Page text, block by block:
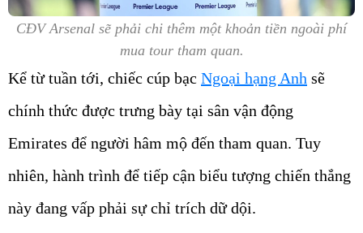
CĐV Arsenal sẽ phải chi thêm một khoản tiền ngoài phí
mua tour tham quan.
Kể từ tuần tới, chiếc cúp bạc Ngoại hạng Anh sẽ
chính thức được trưng bày tại sân vận động
Emirates để người hâm mộ đến tham quan. Tuy
nhiên, hành trình để tiếp cận biểu tượng chiến thắng
này đang vấp phải sự chỉ trích dữ dội.